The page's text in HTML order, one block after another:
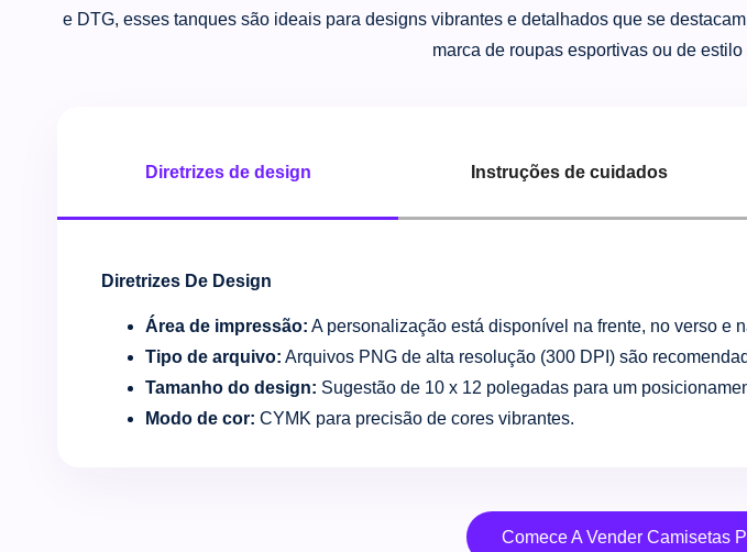
e DTG, esses tanques são ideais para designs vibrantes e detalhados que se
marca de roupas esportivas ou de
Diretrizes de design Instruções de cuidados
Diretrizes De Design
Área de impressão: A personalização está disponível na frente, no verso e
Tipo de arquivo: Arquivos PNG de alta resolução (300 DPI) são
Tamanho do design: Sugestão de 10 x 12 polegadas para um
Modo de cor: CYMK para precisão de cores vibrantes.
Comece A Vender Camisetas